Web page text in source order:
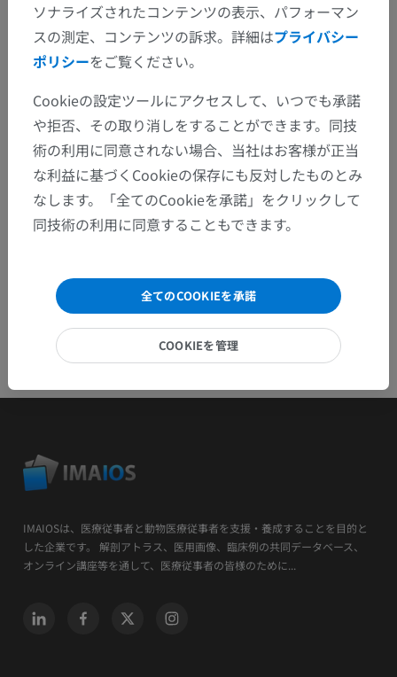
間違いを発見しましたか？
修正や翻訳、内容の改善の提案がありましたらどう
問題を報告
アプリを入手
IMAIOSは、医療従事者と動物医療従事者を支援・養成することを目的と
した企業です。 解剖アトラス、医用画像、臨床例の共同データベース、
オンライン講座等を通して、医療従事者の皆様のために...
ソナライズされたコンテンツの表示、パフォーマン
スの測定、コンテンツの訴求。詳細はプライバシー
ポリシーをご覧ください。
Cookieの設定ツールにアクセスして、いつでも承諾
や拒否、その取り消しをすることができます。同技
術の利用に同意されない場合、当社はお客様が正当
な利益に基づくCookieの保存にも反対したものとみ
なします。「全てのCookieを承諾」をクリックして
同技術の利用に同意することもできます。
全てのCOOKIEを承諾
COOKIEを管理